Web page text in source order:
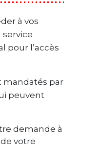
à vos
pour l’accès
mandatés par
peuvent
demande à
votre